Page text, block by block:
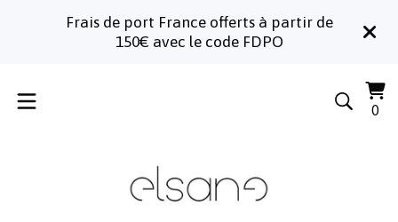
Frais de port France offerts à partir de
150€ avec le code FDPO
0